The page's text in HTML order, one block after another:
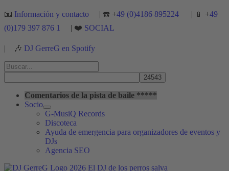
Ir
contenido
📧 Información y contacto | ☎️ +49 (0)4186 895224 | 📱 +49
(0)179 397 876 1
| ❤️ SOCIAL
| 🎶 DJ GerreG en Spotify
Buscar
por:
Comentarios de la pista de baile *****
Socio
G-MusiQ Records
Discoteca
Ayuda de emergencia para organizadores de eventos y
DJs
Agencia SEO